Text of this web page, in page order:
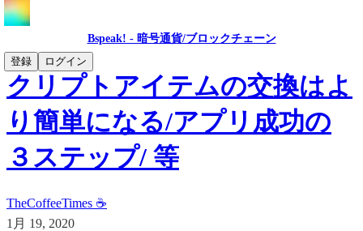
Bspeak! - 暗号通貨/ブロックチェーン
登録
ログイン
クリプトアイテムの交換はよ
り簡単になる/アプリ成功の
３ステップ/ 等
TheCoffeeTimes ☕
1月 19, 2020